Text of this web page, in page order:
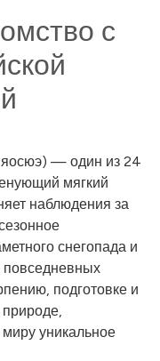
с
— один из 24
мягкий
наблюдения за
снегопада и
подготовке и
уникальное